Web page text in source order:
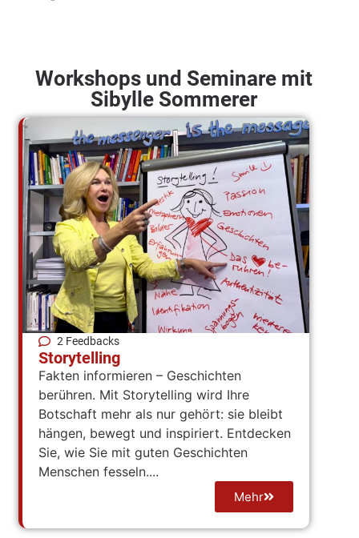
Workshops und Seminare mit
Sibylle Sommerer
2 Feedbacks
Storytelling
Fakten informieren – Geschichten
berühren. Mit Storytelling wird Ihre
Botschaft mehr als nur gehört: sie bleibt
hängen, bewegt und inspiriert. Entdecken
Sie, wie Sie mit guten Geschichten
Menschen fesseln....
Mehr